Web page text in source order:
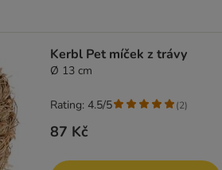
Kerbl Pet míček z trávy
Ø 13 cm
87 Kč
Rating: 4.5/5 (2)